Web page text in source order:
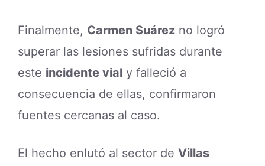
Finalmente, Carmen Suárez no logró
superar las lesiones sufridas durante
este incidente vial y falleció a
consecuencia de ellas, confirmaron
fuentes cercanas al caso.
El hecho enlutó al sector de Villas